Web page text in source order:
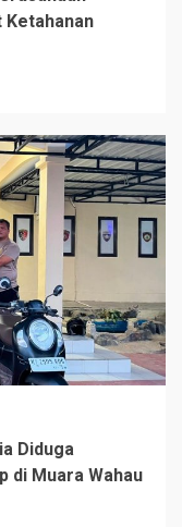
Ketahanan
Diduga
di Muara Wahau